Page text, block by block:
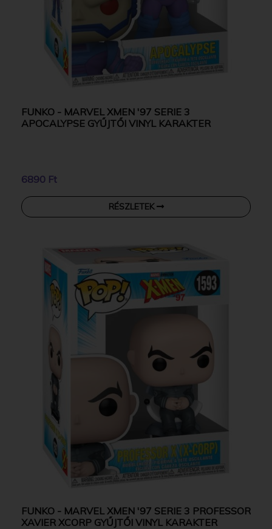
FUNKO - MARVEL XMEN '97 SERIE 3
APOCALYPSE GYŰJTŐI VINYL KARAKTER
6890 Ft
RÉSZLETEK
FUNKO - MARVEL XMEN '97 SERIE 3 PROFESSOR
XAVIER XCORP GYŰJTŐI VINYL KARAKTER